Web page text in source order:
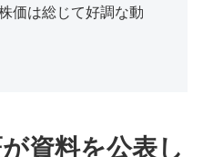
価は総じて好調な動
資料を公表し